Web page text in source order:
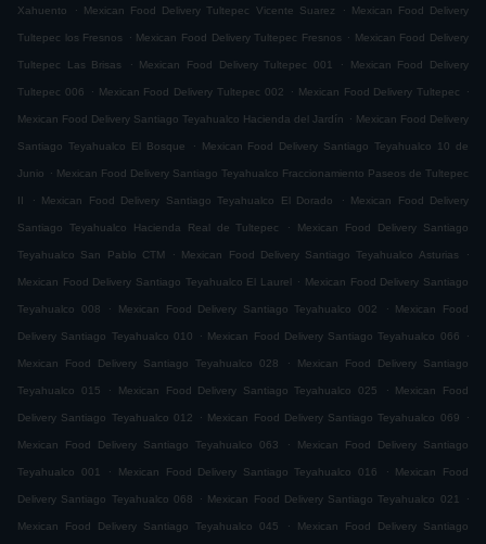
Xahuento . Mexican Food Delivery Tultepec Vicente Suarez . Mexican Food Delivery
Tultepec los Fresnos . Mexican Food Delivery Tultepec Fresnos . Mexican Food Delivery
Tultepec Las Brisas . Mexican Food Delivery Tultepec 001 . Mexican Food Delivery
Tultepec 006 . Mexican Food Delivery Tultepec 002 . Mexican Food Delivery Tultepec .
Mexican Food Delivery Santiago Teyahualco Hacienda del Jardín . Mexican Food Delivery
Santiago Teyahualco El Bosque . Mexican Food Delivery Santiago Teyahualco 10 de
Junio . Mexican Food Delivery Santiago Teyahualco Fraccionamiento Paseos de Tultepec
II . Mexican Food Delivery Santiago Teyahualco El Dorado . Mexican Food Delivery
Santiago Teyahualco Hacienda Real de Tultepec . Mexican Food Delivery Santiago
Teyahualco San Pablo CTM . Mexican Food Delivery Santiago Teyahualco Asturias .
Mexican Food Delivery Santiago Teyahualco El Laurel . Mexican Food Delivery Santiago
Teyahualco 008 . Mexican Food Delivery Santiago Teyahualco 002 . Mexican Food
Delivery Santiago Teyahualco 010 . Mexican Food Delivery Santiago Teyahualco 066 .
Mexican Food Delivery Santiago Teyahualco 028 . Mexican Food Delivery Santiago
Teyahualco 015 . Mexican Food Delivery Santiago Teyahualco 025 . Mexican Food
Delivery Santiago Teyahualco 012 . Mexican Food Delivery Santiago Teyahualco 069 .
Mexican Food Delivery Santiago Teyahualco 063 . Mexican Food Delivery Santiago
Teyahualco 001 . Mexican Food Delivery Santiago Teyahualco 016 . Mexican Food
Delivery Santiago Teyahualco 068 . Mexican Food Delivery Santiago Teyahualco 021 .
Mexican Food Delivery Santiago Teyahualco 045 . Mexican Food Delivery Santiago